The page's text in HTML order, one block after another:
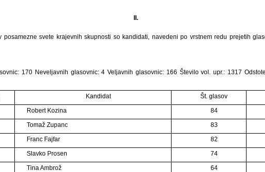
II.
posamezne svete krajevnih skupnosti so kandidati, navedeni po vrstnem redu prejetih
170 Neveljavnih glasovnic: 4 Veljavnih glasovnic: 166 Število vol. upr.: 1317
Kandidat Št. glasov
Robert Kozina 84
Tomaž Zupanc 83
Franc Fajfar 82
Slavko Prosen 74
Tina Ambrož 64